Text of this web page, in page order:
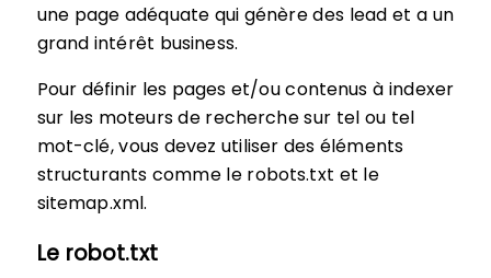
une page adéquate qui génère des lead et a un
grand intérêt business.
Pour définir les pages et/ou contenus à indexer
sur les moteurs de recherche sur tel ou tel
mot-clé, vous devez utiliser des éléments
structurants comme le robots.txt et le
sitemap.xml.
Le robot.txt